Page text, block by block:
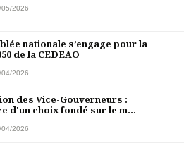
05/2026
nationale s’engage pour la
de la CEDEAO
04/2026
des Vice-Gouverneurs :
d'un choix fondé sur le m...
04/2026